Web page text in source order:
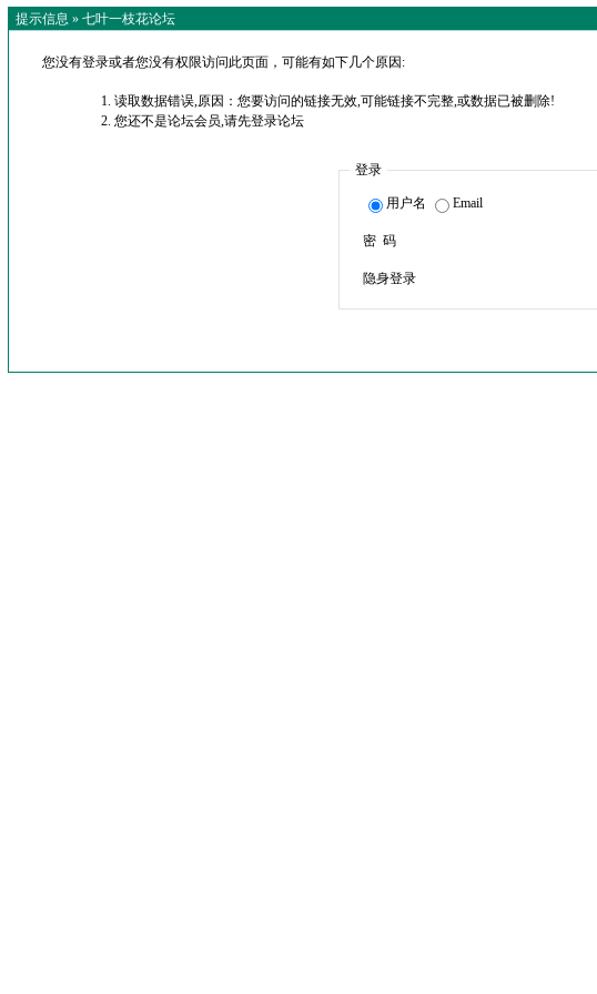
提示信息 » 七叶一枝花论坛
您没有登录或者您没有权限访问此页面，可能有如下几个原因:
读取数据错误,原因：您要访问的链接无效,可能链接不完整,或数据已被删除!
您还不是论坛会员,请先登录论坛
登录
用户名 Email
密 码
隐身登录